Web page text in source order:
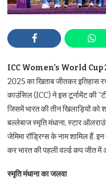
ICC Women’s World Cup
2025 का खिताब जीतकर इतिहास
काउंसिल (ICC) ने इस टूर्नामेंट की
जिसमें भारत की तीन खिलाड़ियों को
बल्लेबाज स्मृति मंधाना, स्टार
जेमिमा रॉड्रिग्स के नाम शामिल हैं. इन
कर भारत की पहली वर्ल्ड कप जीत में
स्मृति मंधाना का जलवा